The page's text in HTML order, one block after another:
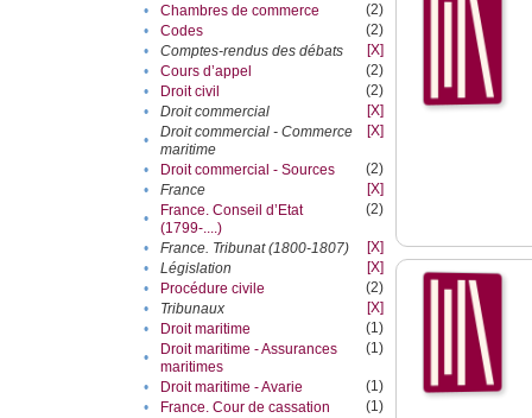
•
Chambres de commerce
(2)
•
Codes
(2)
•
Comptes-rendus des débats
[X]
•
Cours d’appel
(2)
•
Droit civil
(2)
•
Droit commercial
[X]
•
Droit commercial - Commerce
maritime
[X]
• Droit commercial - Sources
(2)
•
France
[X]
•
France. Conseil d’Etat
(1799-....)
(2)
• France. Tribunat (1800-1807)
[X]
•
Législation
[X]
•
Procédure civile
(2)
•
Tribunaux
[X]
•
Droit maritime
(1)
•
Droit maritime - Assurances
maritimes
(1)
• Droit maritime - Avarie
(1)
•
France. Cour de cassation
(1)